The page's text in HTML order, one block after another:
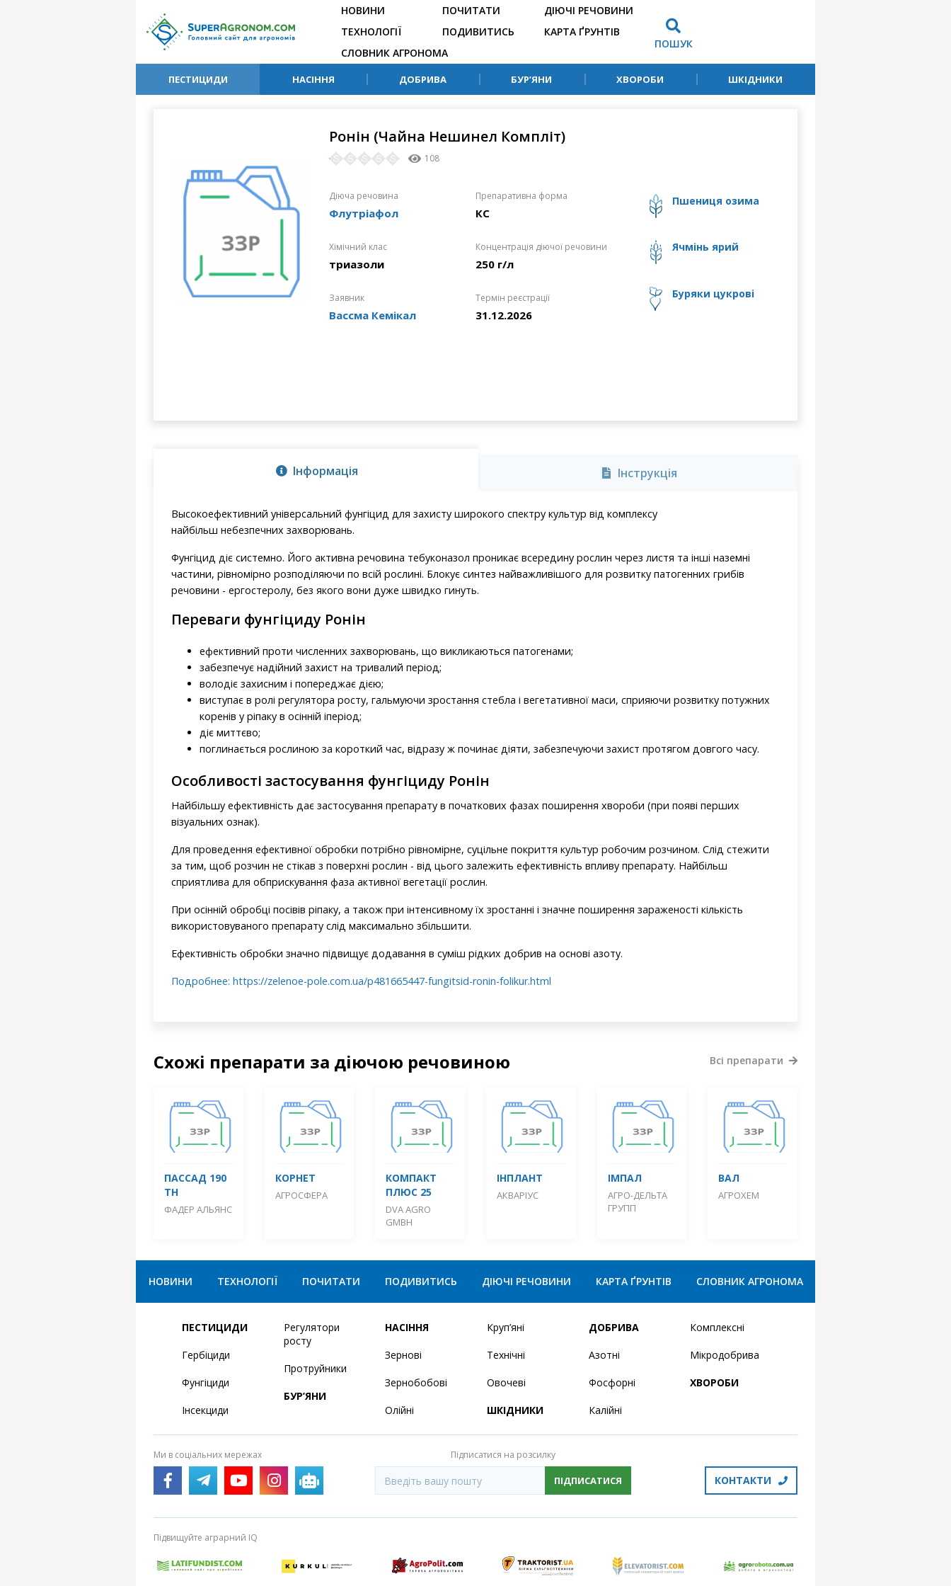
НОВИНИ
ТЕХНОЛОГІЇ
ПОЧИТАТИ
ПОДИВИТИСЬ
ДІЮЧІ РЕЧОВИНИ
КАРТА ҐРУНТІВ
СЛОВНИК АГРОНОМА
ПОШУК
ПЕСТИЦИДИ НАСІННЯ ДОБРИВА БУР’ЯНИ ХВОРОБИ ШКІДНИКИ
Ронін (Чайна Нешинел Компліт)
108
Діюча речовина
Флутріафол
Препаративна форма
КС
Хімічний клас
триазоли
Концентрація діючої речовини
250 г/л
Заявник
Вассма Кемікал
Термін реєстрації
31.12.2026
пшениця озима
ячмінь ярий
буряки цукрові
Інформація Інструкція
Высокоефективний універсальний фунгіцид для захисту широкого спектру культур від комплексу
найбільш небезпечних захворювань.
Фунгіцид діє системно. Його активна речовина тебуконазол проникає всередину рослин через листя та інші наземні
частини, рівномірно розподіляючи по всій рослині. Блокує синтез найважливішого для розвитку патогенних грибів
речовини - ергостеролу, без якого вони дуже швидко гинуть.
Переваги фунгіциду Ронін
ефективний проти численних захворювань, що викликаються патогенами;
забезпечує надійний захист на тривалий період;
володіє захисним і попереджає дією;
виступає в ролі регулятора росту, гальмуючи зростання стебла і вегетативної маси, сприяючи розвитку потужних
коренів у ріпаку в осінній іперіод;
діє миттєво;
поглинається рослиною за короткий час, відразу ж починає діяти, забезпечуючи захист протягом довгого часу.
Особливості застосування фунгіциду Ронін
Найбільшу ефективність дає застосування препарату в початкових фазах поширення хвороби (при появі перших
візуальних ознак).
Для проведення ефективної обробки потрібно рівномірне, суцільне покриття культур робочим розчином. Слід стежити
за тим, щоб розчин не стікав з поверхні рослин - від цього залежить ефективність впливу препарату. Найбільш
сприятлива для обприскування фаза активної вегетації рослин.
При осінній обробці посівів ріпаку, а також при інтенсивному їх зростанні і значне поширення зараженості кількість
використовуваного препарату слід максимально збільшити.
Ефективність обробки значно підвищує додавання в суміш рідких добрив на основі азоту.
Подробнее: https://zelenoe-pole.com.ua/p481665447-fungitsid-ronin-folikur.html
Схожі препарати за діючою речовиною
ПАССАД 190
ТН
ФАДЕР АЛЬЯНС
КОРНЕТ
АГРОСФЕРА
КОМПАКТ
ПЛЮС 25
DVA AGRO
GMBH
ІНПЛАНТ
АКВАРІУС
ІМПАЛ
АГРО-ДЕЛЬТА
ГРУПП
ВАЛ
АГРОХЕМ
Всі препарати
НОВИНИ ТЕХНОЛОГІЇ ПОЧИТАТИ ПОДИВИТИСЬ ДІЮЧІ РЕЧОВИНИ КАРТА ҐРУНТІВ СЛОВНИК АГРОНОМА
ПЕСТИЦИДИ
Гербіциди
Фунгіциди
Інсекциди
Регулятори
росту
Протруйники
БУР’ЯНИ
НАСІННЯ
Зернові
Зернобобові
Олійні
Круп’яні
Технічні
Овочеві
ШКІДНИКИ
ДОБРИВА
Азотні
Фосфорні
Калійні
Комплексні
Мікродобрива
ХВОРОБИ
Ми в соціальних мережах Підписатися на розсилку
ПІДПИСАТИСЯ КОНТАКТИ
Підвищуйте аграрний IQ